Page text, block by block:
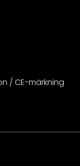
/ CE-märkning